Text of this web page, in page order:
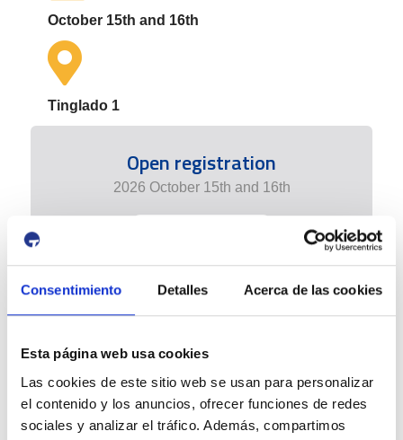
Consentimiento Detalles Acerca de las cookies
Esta página web usa cookies
Las cookies de este sitio web se usan para personalizar
el contenido y los anuncios, ofrecer funciones de redes
sociales y analizar el tráfico. Además, compartimos
October 15th and 16th
Tinglado 1
Open registration
2026 October 15th and 16th